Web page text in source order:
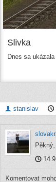
Slivka
Dnes sa
stanislav
Komentovat